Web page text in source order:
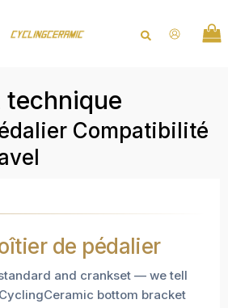
technique
Compatibilité
de pédalier
and crankset — we tell
bottom bracket